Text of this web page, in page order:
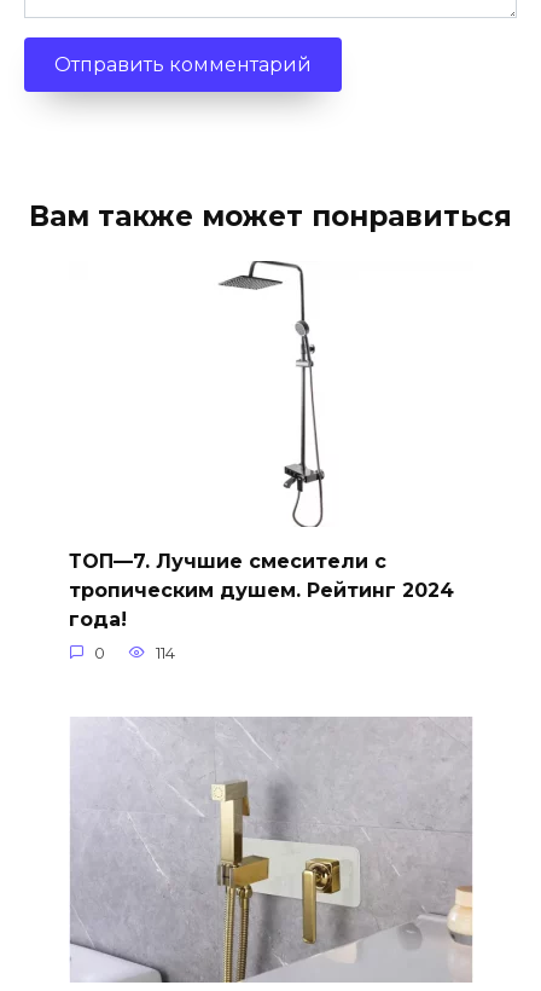
Вам также может понравиться
ТОП—7. Лучшие смесители с
тропическим душем. Рейтинг 2024
года!
0 114